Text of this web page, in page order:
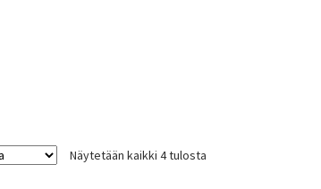
Näytetään kaikki 4 tulosta